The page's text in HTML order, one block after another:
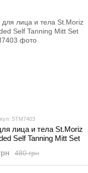
STM7403
лица и тела St.Moriz
Self Tanning Mitt Set
480 грн